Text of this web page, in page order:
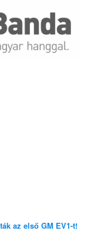
az első GM EV1-t!